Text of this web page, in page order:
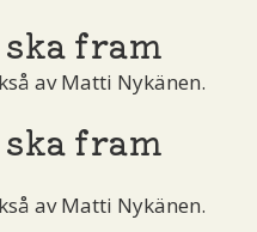
fram
av Matti Nykänen.
fram
av Matti Nykänen.